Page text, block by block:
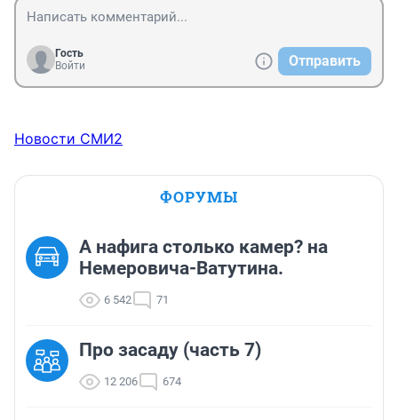
Гость
Войти
Отправить
Новости СМИ2
ФОРУМЫ
А нафига столько камер? на
Немеровича-Ватутина.
6 542 71
Про засаду (часть 7)
12 206 674